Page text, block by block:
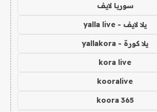
سوريا لايف
يلا لايف - yalla live
يلا كورة - yallakora
kora live
kooralive
koora 365